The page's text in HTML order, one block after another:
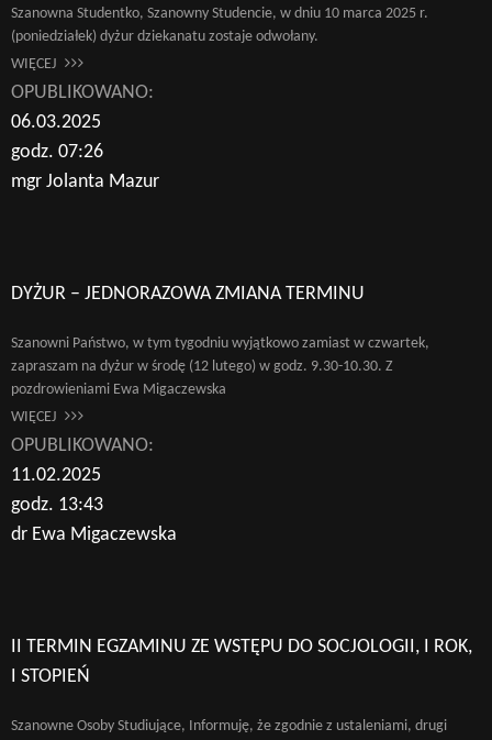
Szanowna Studentko, Szanowny Studencie, w dniu 10 marca 2025 r.
(poniedziałek) dyżur dziekanatu zostaje odwołany.
WIĘCEJ
OPUBLIKOWANO:
06.03.2025
godz. 07:26
mgr Jolanta Mazur
DYŻUR – JEDNORAZOWA ZMIANA TERMINU
Szanowni Państwo, w tym tygodniu wyjątkowo zamiast w czwartek,
zapraszam na dyżur w środę (12 lutego) w godz. 9.30-10.30. Z
pozdrowieniami Ewa Migaczewska
WIĘCEJ
OPUBLIKOWANO:
11.02.2025
godz. 13:43
dr Ewa Migaczewska
II TERMIN EGZAMINU ZE WSTĘPU DO SOCJOLOGII, I ROK,
I STOPIEŃ
Szanowne Osoby Studiujące, Informuję, że zgodnie z ustaleniami, drugi